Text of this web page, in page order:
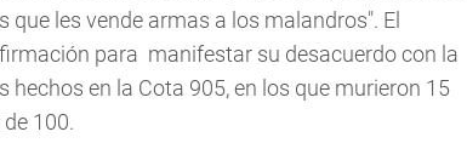
les vende armas a los malandros". El
para manifestar su desacuerdo con la
en la Cota 905, en los que murieron 15
100.